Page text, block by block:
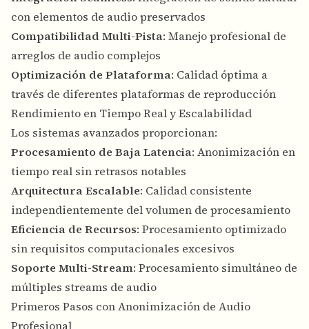
con elementos de audio preservados
Compatibilidad Multi-Pista: Manejo profesional de
arreglos de audio complejos
Optimización de Plataforma: Calidad óptima a
través de diferentes plataformas de reproducción
Rendimiento en Tiempo Real y Escalabilidad
Los sistemas avanzados proporcionan:
Procesamiento de Baja Latencia: Anonimización en
tiempo real sin retrasos notables
Arquitectura Escalable: Calidad consistente
independientemente del volumen de procesamiento
Eficiencia de Recursos: Procesamiento optimizado
sin requisitos computacionales excesivos
Soporte Multi-Stream: Procesamiento simultáneo de
múltiples streams de audio
Primeros Pasos con Anonimización de Audio
Profesional